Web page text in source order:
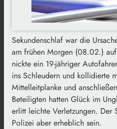
Sekundenschlaf war die
am frühen Morgen (08.02.)
nickte ein 19-jähriger
ins Schleudern und kollidierte
Mittelleitplanke und
Beteiligten hatten Glück im
erlitt leichte Verletzungen. Der
Polizei aber erheblich sein.